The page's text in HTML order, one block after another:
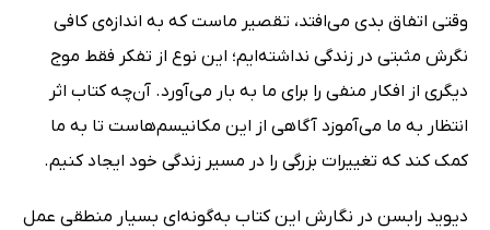
وقتی اتفاق بدی می‌افتد، تقصیر ماست که به اندازه‌ی کافی
نگرش مثبتی در زندگی نداشته‌ایم؛ این نوع از تفکر فقط موج
دیگری از افکار منفی را برای ما به بار می‌آورد. آن‌چه کتاب اثر
انتظار به ما می‌آموزد آگاهی از این مکانیسم‌هاست تا به ما
کمک کند که تغییرات بزرگی را در مسیر زندگی خود ایجاد کنیم.
دیوید رابسن در نگارش این کتاب به‌گونه‌ای بسیار منطقی عمل